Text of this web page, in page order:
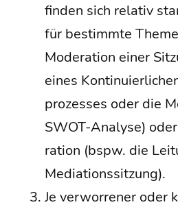
fin­den sich rela­tiv
für bestimm­te
Mode­ra­ti­on einer
eines
pro­zes­ses oder die
SWOT-Ana­ly­se)
ra­ti­on (bspw. die
Mediationssitzung).
Je ver­wor­re­ner oder